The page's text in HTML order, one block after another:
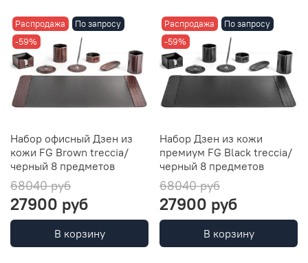
Распродажа
По запросу
-59%
Набор офисный Дзен из
кожи FG Brown treccia/
черный 8 предметов
68040 руб
27900 руб
В корзину
Распродажа
По запросу
-59%
Набор Дзен из кожи
премиум FG Black treccia/
черный 8 предметов
68040 руб
27900 руб
В корзину